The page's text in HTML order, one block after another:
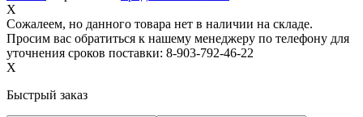
X
Сожалеем, но данного товара нет в наличии на складе.
Просим вас обратиться к нашему менеджеру по телефону для
уточнения сроков поставки: 8-903-792-46-22
X
Быстрый заказ